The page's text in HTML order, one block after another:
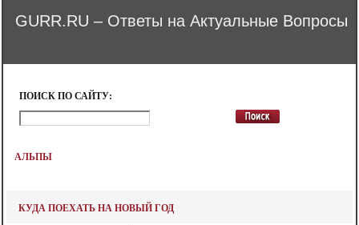
GURR.RU – Ответы на Актуальные Вопросы
ПОИСК ПО САЙТУ:
АЛЬПЫ
КУДА ПОЕХАТЬ НА НОВЫЙ ГОД